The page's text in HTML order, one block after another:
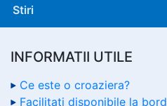
Stiri
INFORMATII UTILE
Ce este o croaziera?
Facilitati disponibile la bord